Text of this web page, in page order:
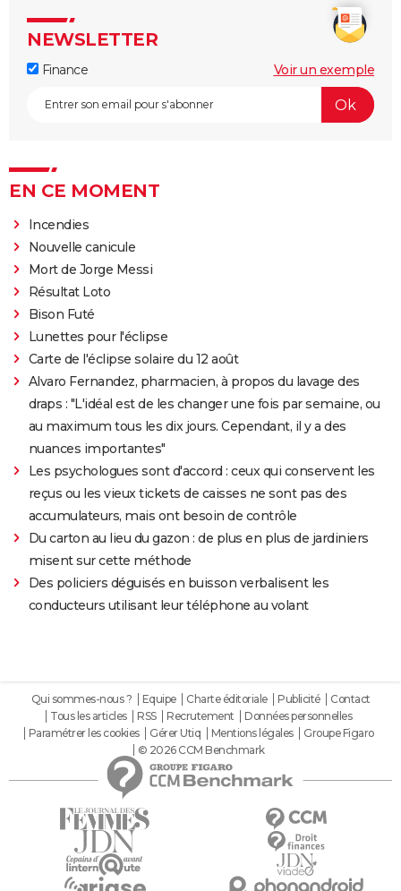
NEWSLETTER
Finance Voir un exemple
EN CE MOMENT
Incendies
Nouvelle canicule
Mort de Jorge Messi
Résultat Loto
Bison Futé
Lunettes pour l'éclipse
Carte de l'éclipse solaire du 12 août
Alvaro Fernandez, pharmacien, à propos du lavage des
draps : "L'idéal est de les changer une fois par semaine, ou
au maximum tous les dix jours. Cependant, il y a des
nuances importantes"
Les psychologues sont d'accord : ceux qui conservent les
reçus ou les vieux tickets de caisses ne sont pas des
accumulateurs, mais ont besoin de contrôle
Du carton au lieu du gazon : de plus en plus de jardiniers
misent sur cette méthode
Des policiers déguisés en buisson verbalisent les
conducteurs utilisant leur téléphone au volant
Qui sommes-nous ? Equipe Charte éditoriale Publicité
Contact
Tous les articles
RSS Recrutement
Données personnelles
Paramétrer les cookies
Gérer Utiq Mentions légales
Groupe Figaro
© 2026 CCM Benchmark